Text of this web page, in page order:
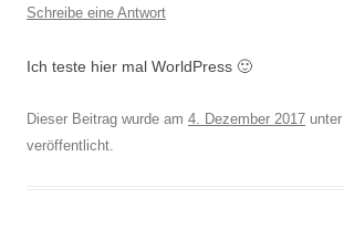
Schreibe eine Antwort
Ich teste hier mal WorldPress 🙂
Dieser Beitrag wurde am 4. Dezember 2017 unter
veröffentlicht.